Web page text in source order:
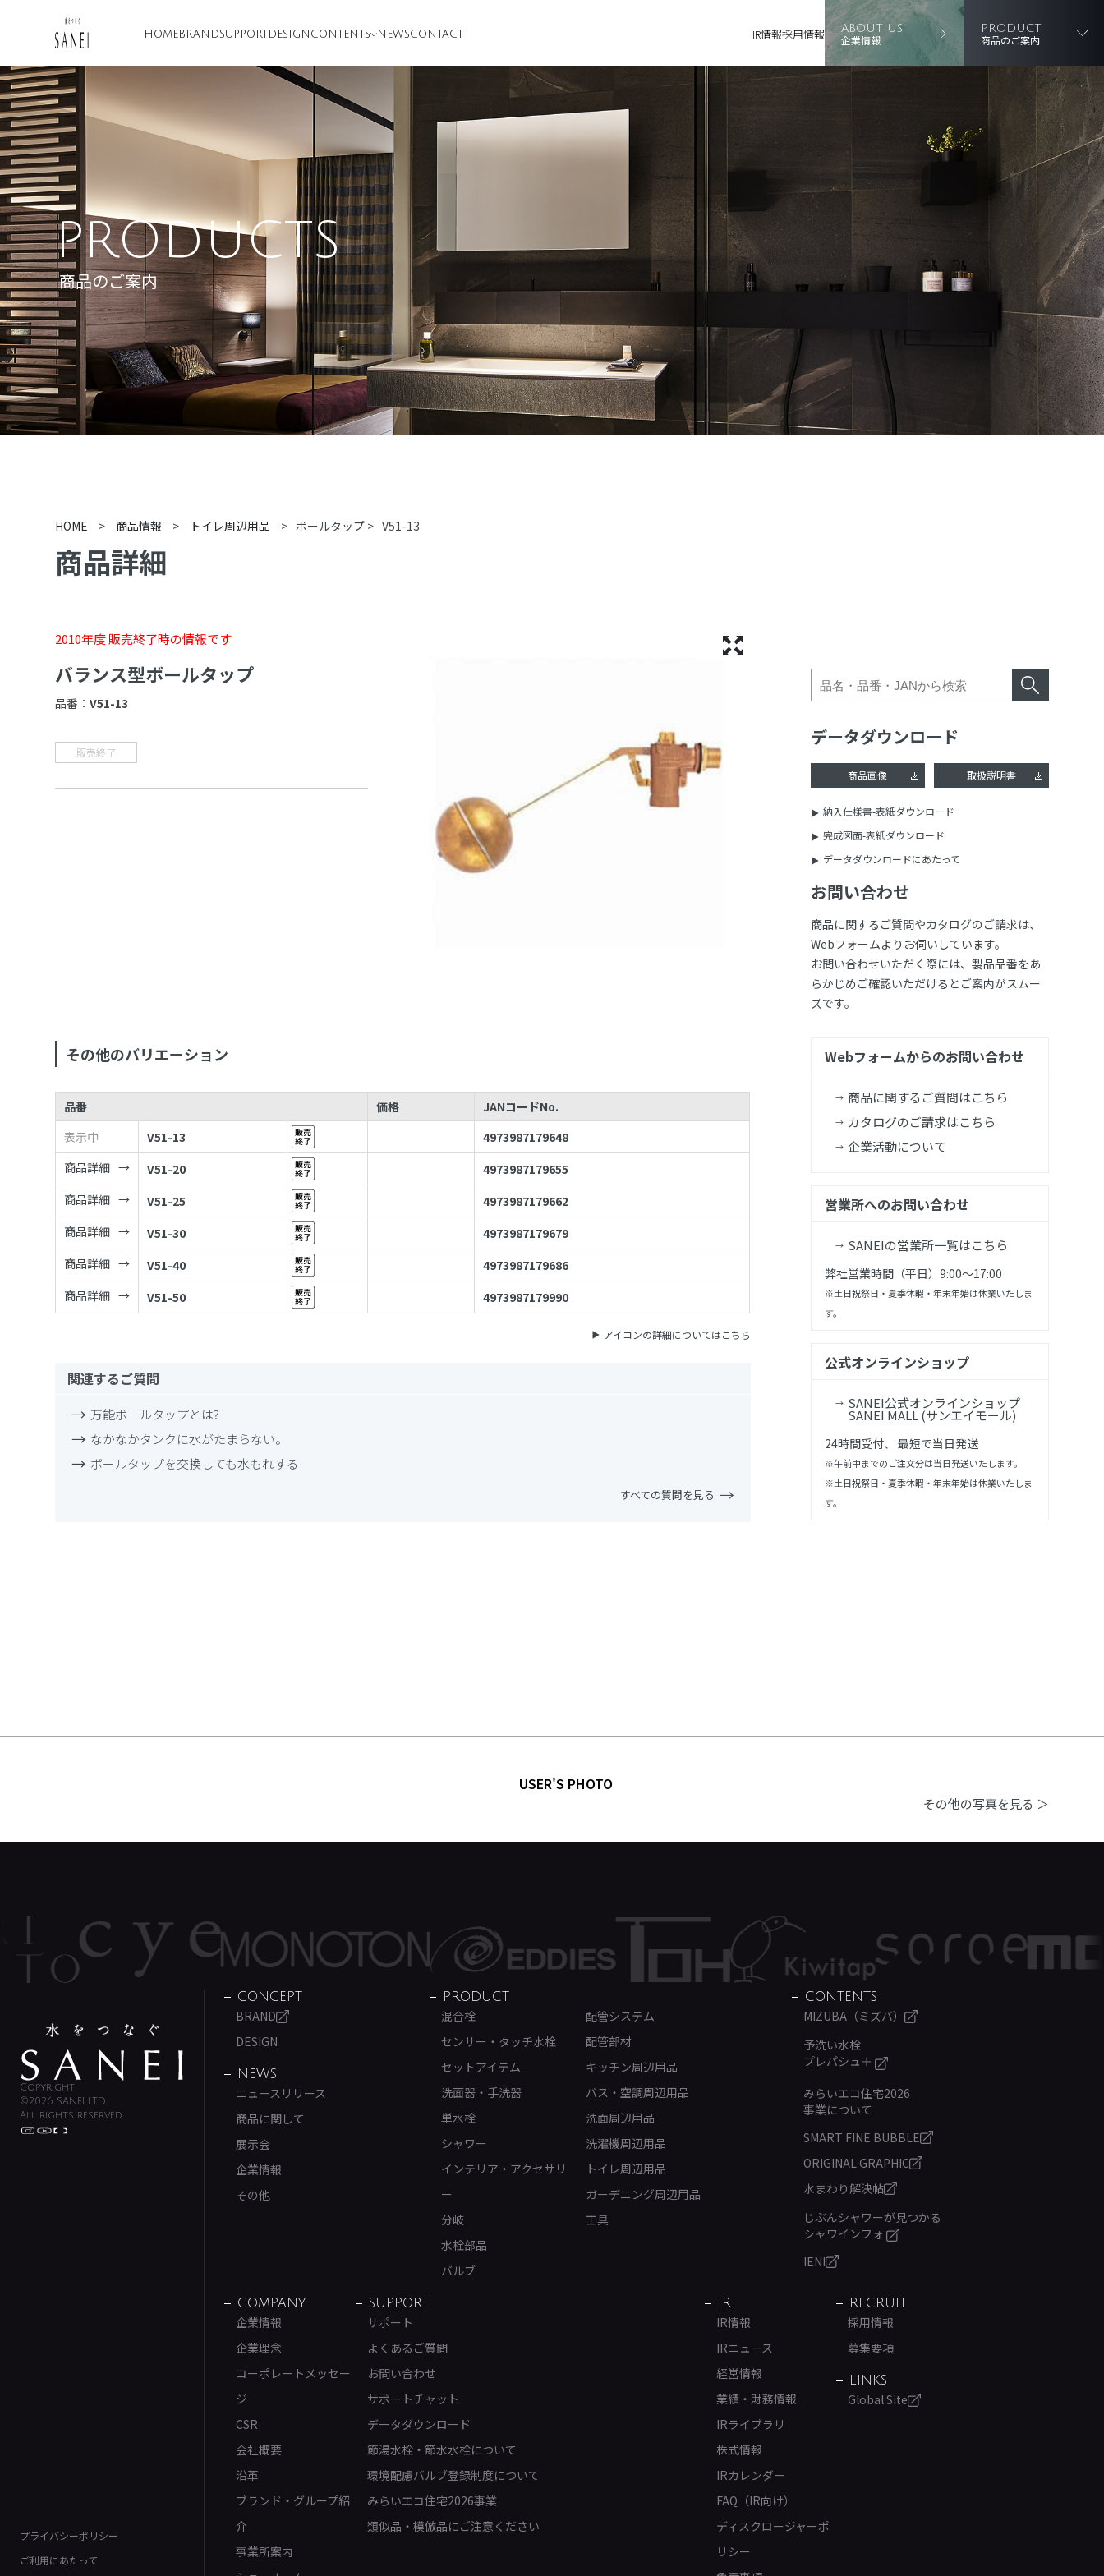
HOME BRANDSUPPORT DESIGN CONTENTS NEWSCONTACT IR情報採用情報 ABOUT US
企業情報
PRODUCT
商品のご案内
PRODUCTS
商品のご案内
HOME > 商品情報 > トイレ周辺用品 > ボールタップ > V51-13
商品詳細
2010年度 販売終了時の情報です
バランス型ボールタップ
品番：V51-13
販売終了
その他のバリエーション
品番 価格
JANコードNo.
表示中
V51-13
4973987179648
商品詳細
V51-20
4973987179655
商品詳細
V51-25
4973987179662
商品詳細
V51-30
4973987179679
商品詳細
V51-40
4973987179686
商品詳細
V51-50 4973987179990
アイコンの詳細についてはこちら
関連するご質問
万能ボールタップとは?
なかなかタンクに水がたまらない。
ボールタップを交換しても水もれする
すべての質問を見る
データダウンロード
商品画像 取扱説明書
納入仕様書-表紙ダウンロード
完成図面-表紙ダウンロード
データダウンロードにあたって
お問い合わせ
商品に関するご質問やカタログのご請求は、
Webフォームよりお伺いしています。
お問い合わせいただく際には、製品品番をあ
らかじめご確認いただけるとご案内がスムー
ズです。
Webフォームからのお問い合わせ
商品に関するご質問はこちら
カタログのご請求はこちら
企業活動について
営業所へのお問い合わせ
SANEIの営業所一覧はこちら
弊社営業時間（平日）9:00～17:00
※土日祝祭日・夏季休暇・年末年始は休業いたしま
す。
公式オンラインショップ
SANEI公式オンラインショップ
SANEI MALL (サンエイモール)
24時間受付、 最短で当日発送
※午前中までのご注文分は当日発送いたします。
※土日祝祭日・夏季休暇・年末年始は休業いたしま
す。
USER'S PHOTO
その他の写真を見る ＞
Copyright
©2026 SANEI LTD.
All rights reserved.
プライバシーポリシー
ご利用にあたって
CONCEPT
BRAND
DESIGN
NEWS
ニュースリリース
商品に関して
展示会
企業情報
その他
PRODUCT
混合栓
センサー・タッチ水栓
セットアイテム
洗面器・手洗器
単水栓
シャワー
インテリア・アクセサリ
ー
分岐
水栓部品
バルブ
配管システム
配管部材
キッチン周辺用品
バス・空調周辺用品
洗面周辺用品
洗濯機周辺用品
トイレ周辺用品
ガーデニング周辺用品
工具
CONTENTS
MIZUBA（ミズバ）
予洗い水栓
プレパシュ＋
みらいエコ住宅2026
事業について
SMART FINE BUBBLE
ORIGINAL GRAPHIC
水まわり解決帖
じぶんシャワーが見つかる
シャワインフォ
IENI
COMPANY
企業情報
企業理念
コーポレートメッセー
ジ
CSR
会社概要
沿革
ブランド・グループ紹
介
事業所案内
SUPPORT
サポート
よくあるご質問
お問い合わせ
サポートチャット
データダウンロード
節湯水栓・節水水栓について
環境配慮バルブ登録制度について
みらいエコ住宅2026事業
類似品・模倣品にご注意ください
IR
IR情報
IRニュース
経営情報
業績・財務情報
IRライブラリ
株式情報
IRカレンダー
FAQ（IR向け）
ディスクロージャーポ
リシー
RECRUIT
採用情報
募集要項
LINKS
Global Site